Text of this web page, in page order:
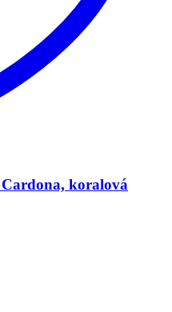
koralová